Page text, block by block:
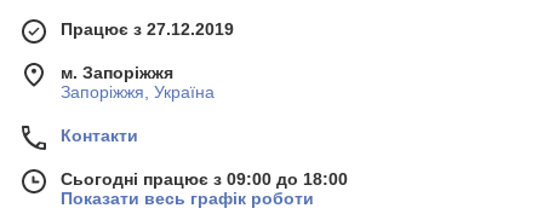
Працює з 27.12.2019
м. Запоріжжя
Запоріжжя, Україна
Контакти
Сьогодні працює з 09:00 до 18:00
Показати весь графік роботи